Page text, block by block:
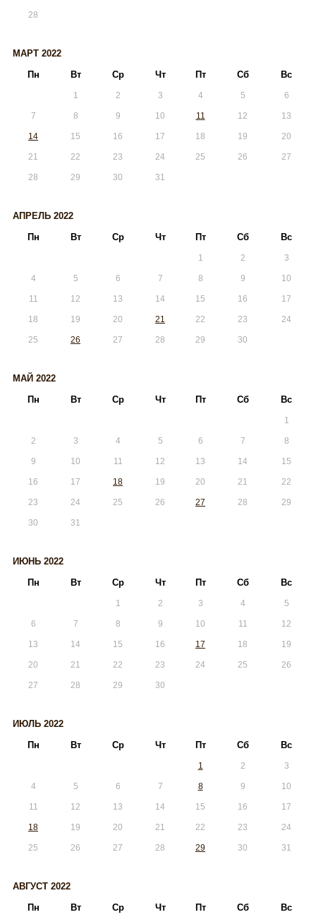
28
МАРТ 2022
Пн
Вт Ср Чт Пт Сб Вс
1 2 3 4 5 6
7 8 9 10 11 12 13
14 15 16 17 18 19 20
21 22 23 24 25 26 27
28 29 30 31
АПРЕЛЬ 2022
Пн
Вт Ср Чт Пт Сб Вс
1 2 3
4 5 6 7 8 9 10
11 12 13 14 15 16 17
18 19 20 21 22 23 24
25 26 27 28 29 30
МАЙ 2022
Пн
Вт Ср Чт Пт Сб Вс
1
2 3 4 5 6 7 8
9 10 11 12 13 14 15
16 17 18 19 20 21 22
23 24 25 26 27 28 29
30 31
ИЮНЬ 2022
Пн
Вт Ср Чт Пт Сб Вс
1 2 3 4 5
6 7 8 9 10 11 12
13 14 15 16 17 18 19
20 21 22 23 24 25 26
27 28 29 30
ИЮЛЬ 2022
Пн
Вт Ср Чт Пт Сб Вс
1 2 3
4 5 6 7 8 9 10
11 12 13 14 15 16 17
18 19 20 21 22 23 24
25 26 27 28 29 30 31
АВГУСТ 2022
Пн
Вт Ср Чт Пт Сб Вс